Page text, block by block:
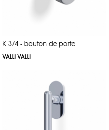
K 374 - bouton de porte
VALLI VALLI